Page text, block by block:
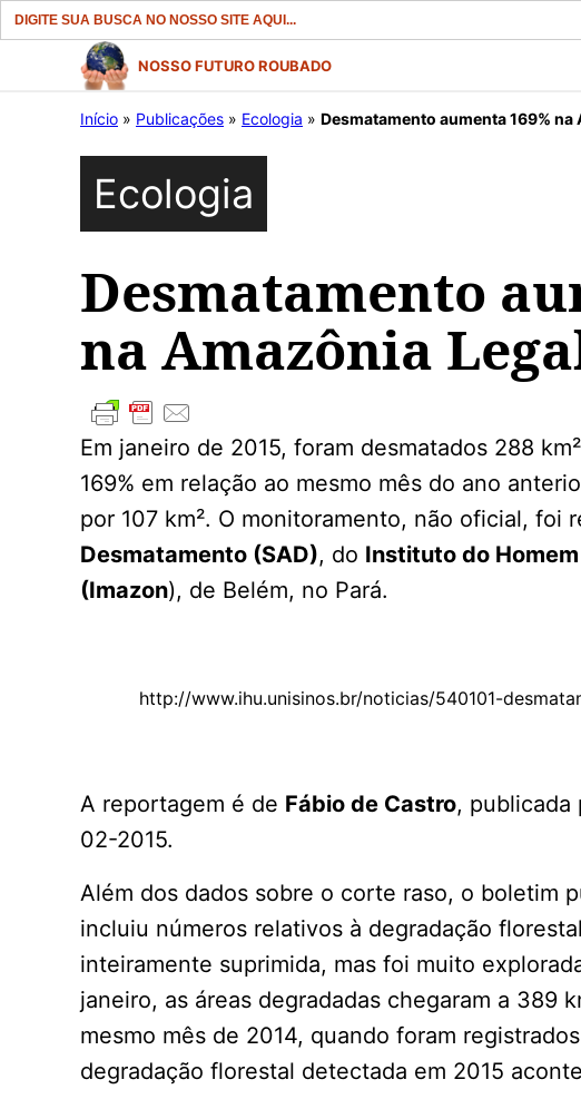
Search
for:
conteúdo
NOSSO FUTURO ROUBADO
Início » Publicações » Ecologia » Desmatamento aumenta 169% na
Ecologia
Desmatamento
na Amazônia
Em janeiro de 2015, foram desmatados 288
169% em relação ao mesmo mês do ano
por 107 km². O monitoramento, não oficial, foi
Desmatamento (SAD), do Instituto do
(Imazon), de Belém, no Pará.
http://www.ihu.unisinos.br/noticias/540101-
A reportagem é de Fábio de Castro, publicada
02-2015.
Além dos dados sobre o corte raso, o boletim
incluiu números relativos à degradação
inteiramente suprimida, mas foi muito
janeiro, as áreas degradadas chegaram a 389
mesmo mês de 2014, quando foram
degradação florestal detectada em 2015